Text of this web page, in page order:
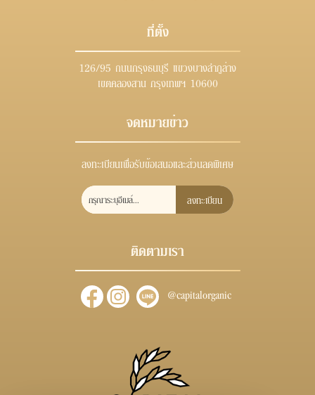
ที่ตั้ง
126/95 ถนนกรุงธนบุรี แขวงบางลำภูล่าง
เขตคลองสาน กรุงเทพฯ 10600
จดหมายข่าว
ลงทะเบียนเพื่อรับข้อเสนอและส่วนลดพิเศษ
ลงทะเบียน
ติดตามเรา
@capitalorganic